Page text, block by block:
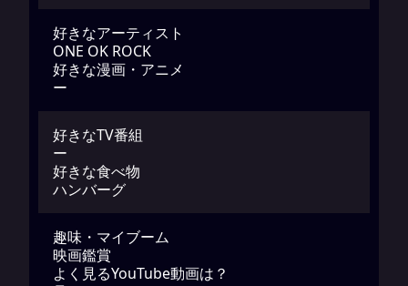
好きなアーティスト
ONE OK ROCK
好きな漫画・アニメ
ー
好きなTV番組
ー
好きな食べ物
ハンバーグ
趣味・マイブーム
映画鑑賞
よく見るYouTube動画は？